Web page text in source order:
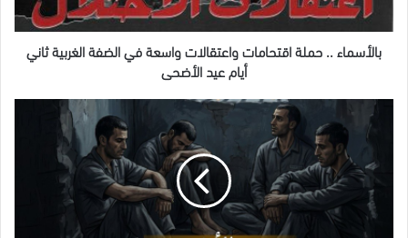
الضفة
الغربية
ثاني
الأضحى
بالأسماء .. حملة اقتحامات واعتقالات واسعة في الضفة الغربية ثاني
أيام عيد الأضحى
الأضحى
القضبان